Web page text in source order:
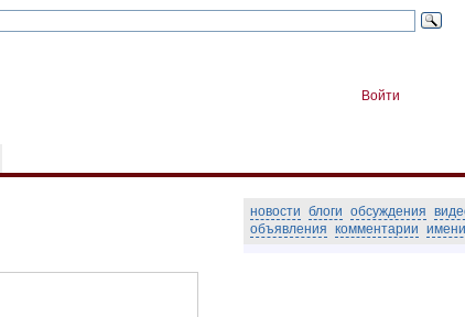
Войти
новости блоги обсуждения
объявления комментарии